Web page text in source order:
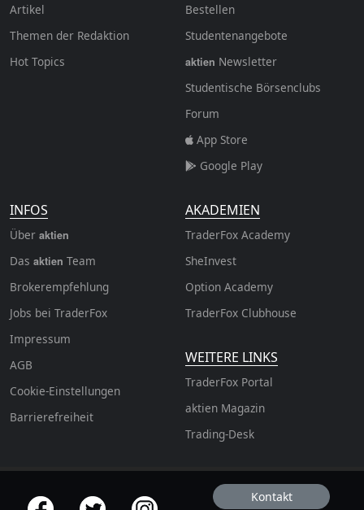
Artikel
Themen der Redaktion
Hot Topics
Bestellen
Studentenangebote
aktien Newsletter
Studentische Börsenclubs
Forum
App Store
Google Play
INFOS
Über aktien
Das aktien Team
Brokerempfehlung
Jobs bei TraderFox
Impressum
AGB
Cookie-Einstellungen
Barrierefreiheit
AKADEMIEN
TraderFox Academy
SheInvest
Option Academy
TraderFox Clubhouse
WEITERE LINKS
TraderFox Portal
aktien Magazin
Trading-Desk
offizielle Social Media-Accounts Kontakt